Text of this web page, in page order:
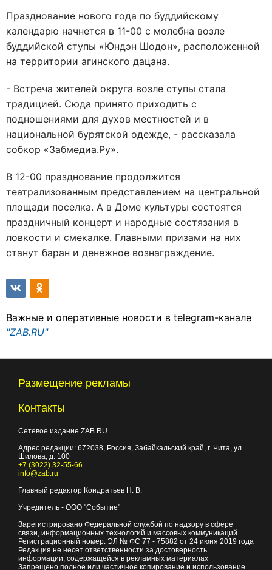
Празднование нового года по буддийскому
календарю начнется в 11-00 с молебна возле
буддийской ступы «Юндэн Шодон», расположенной
на территории агинского дацана.
- Встреча жителей округа возле ступы стала
традицией. Сюда принято приходить с
подношениями для духов местностей и в
национальной бурятской одежде, - рассказала
собкор «Забмедиа.Ру».
В 12-00 празднование продолжится
театрализованным представлением на центральной
площади поселка. А в Доме культуры состоятся
праздничный концерт и народные состязания в
ловкости и смекалке. Главными призами на них
станут баран и денежное вознаграждение.
Важные и оперативные новости в telegram-канале
"ZAB.RU"
Размещение рекламы
Контакты
Сетевое издание ZAB.RU
Адрес редакции: 672038, Россия, Забайкальский край, г. Чита, ул.
Шилова, д. 100
+7 (3022) 32-55-66
info@zab.ru
Главный редактор Кондратьев Н. В.
Учредитель - ООО "Событие"
Зарегистрировано Федеральной службой по надзору в сфере
связи, информационных технологий и массовых коммуникаций.
Регистрационный номер: ЭЛ № ФС 77 - 75882 от 24 июня 2019 года
Редакция не несет ответственности за достоверность
информации, содержащейся в рекламных материалах
Запрещено полное или частичное копирование и использование